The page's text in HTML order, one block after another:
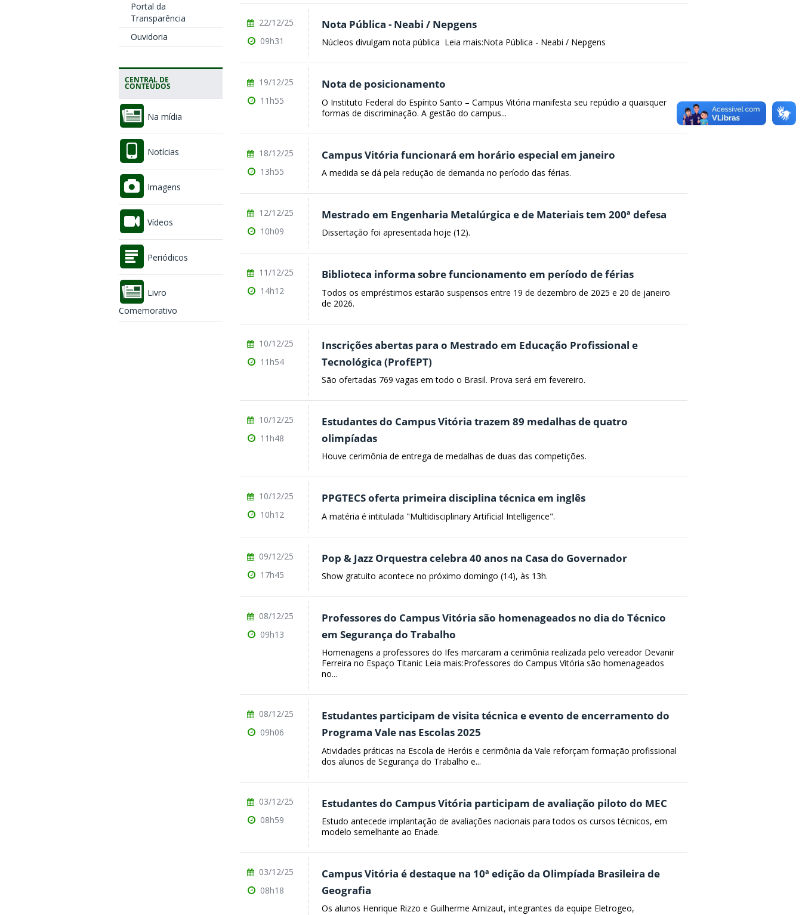
Portal da
Transparência
Ouvidoria
CENTRAL DE
CONTEÚDOS
Na mídia
Notícias
Imagens
Vídeos
Periódicos
Livro
Comemorativo
Nota Pública - Neabi / Nepgens
Núcleos divulgam nota pública Leia mais:Nota Pública - Neabi / Nepgens
22/12/25
09h31
Nota de posicionamento
O Instituto Federal do Espírito Santo – Campus Vitória manifesta seu repúdio a quaisquer
formas de discriminação. A gestão do campus...
19/12/25
11h55
Campus Vitória funcionará em horário especial em janeiro
A medida se dá pela redução de demanda no período das férias.
18/12/25
13h55
Mestrado em Engenharia Metalúrgica e de Materiais tem 200ª defesa
Dissertação foi apresentada hoje (12).
12/12/25
10h09
Biblioteca informa sobre funcionamento em período de férias
Todos os empréstimos estarão suspensos entre 19 de dezembro de 2025 e 20 de janeiro
de 2026.
11/12/25
14h12
Inscrições abertas para o Mestrado em Educação Profissional e
Tecnológica (ProfEPT)
São ofertadas 769 vagas em todo o Brasil. Prova será em fevereiro.
10/12/25
11h54
Estudantes do Campus Vitória trazem 89 medalhas de quatro
olimpíadas
Houve cerimônia de entrega de medalhas de duas das competições.
10/12/25
11h48
PPGTECS oferta primeira disciplina técnica em inglês
A matéria é intitulada "Multidisciplinary Artificial Intelligence".
10/12/25
10h12
Pop & Jazz Orquestra celebra 40 anos na Casa do Governador
Show gratuito acontece no próximo domingo (14), às 13h.
09/12/25
17h45
Professores do Campus Vitória são homenageados no dia do Técnico
em Segurança do Trabalho
Homenagens a professores do Ifes marcaram a cerimônia realizada pelo vereador Devanir
Ferreira no Espaço Titanic Leia mais:Professores do Campus Vitória são homenageados
no...
08/12/25
09h13
Estudantes participam de visita técnica e evento de encerramento do
Programa Vale nas Escolas 2025
Atividades práticas na Escola de Heróis e cerimônia da Vale reforçam formação profissional
dos alunos de Segurança do Trabalho e...
08/12/25
09h06
Estudantes do Campus Vitória participam de avaliação piloto do MEC
Estudo antecede implantação de avaliações nacionais para todos os cursos técnicos, em
modelo semelhante ao Enade.
03/12/25
08h59
Campus Vitória é destaque na 10ª edição da Olimpíada Brasileira de
Geografia
Os alunos Henrique Rizzo e Guilherme Arnizaut, integrantes da equipe Eletrogeo,
03/12/25
08h18